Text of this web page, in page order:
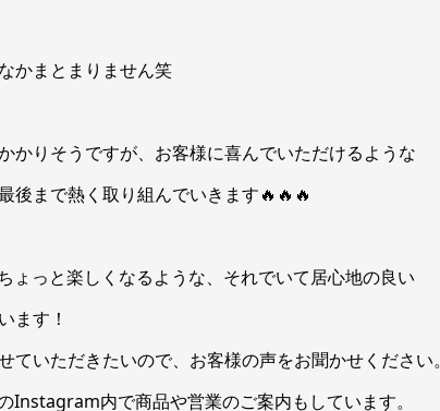
かまとまりません笑
かりそうですが、お客様に喜んでいただけるような
後まで熱く取り組んでいきます🔥🔥🔥
ょっと楽しくなるような、それでいて居心地の良い
ます！
ていただきたいので、お客様の声をお聞かせください。
Instagram内で商品や営業のご案内もしています。